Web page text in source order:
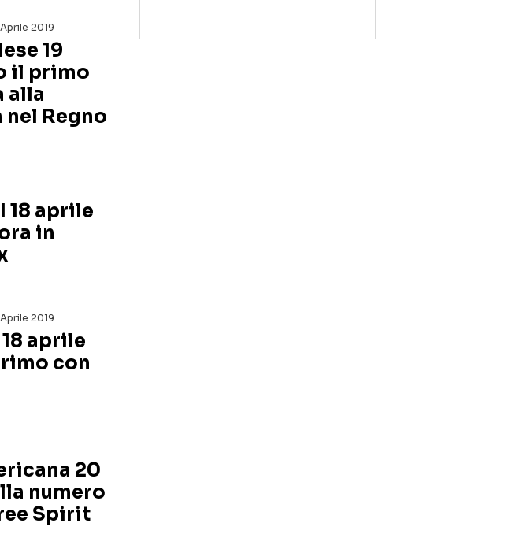
2019
19
il primo
alla
Regno
18 aprile
in
2019
aprile
con
20
numero
Spirit